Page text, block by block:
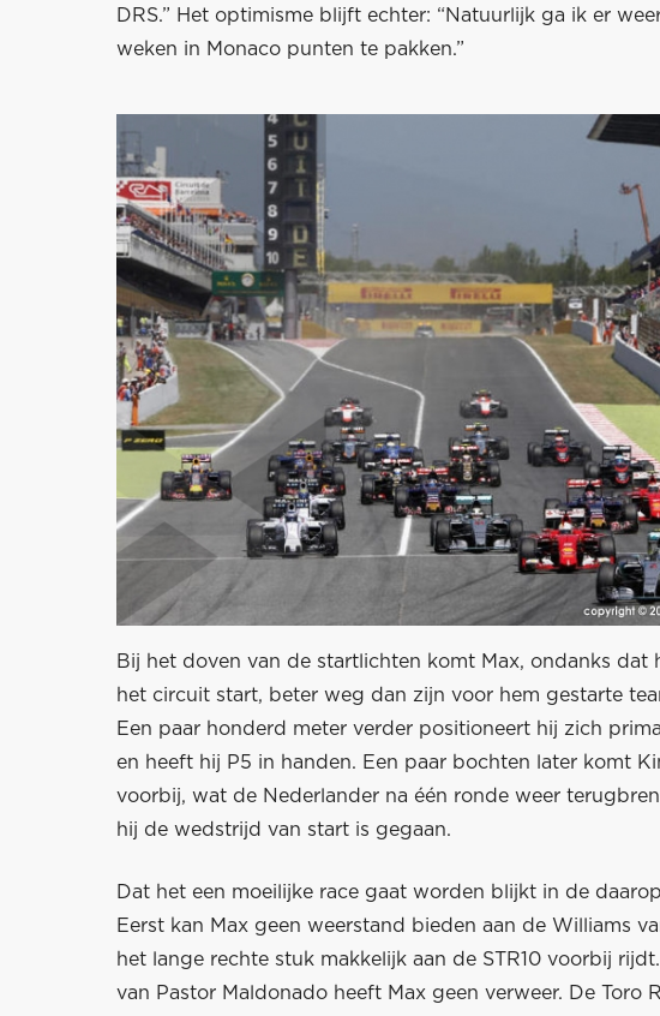
DRS.” Het optimisme blijft echter: “Natuurlijk ga ik er
weken in Monaco punten te pakken.”
Bij het doven van de startlichten komt Max, ondanks dat
het circuit start, beter weg dan zijn voor hem gestarte
Een paar honderd meter verder positioneert hij zich
en heeft hij P5 in handen. Een paar bochten later komt
voorbij, wat de Nederlander na één ronde weer
hij de wedstrijd van start is gegaan.
Dat het een moeilijke race gaat worden blijkt in de
Eerst kan Max geen weerstand bieden aan de Williams
het lange rechte stuk makkelijk aan de STR10 voorbij
van Pastor Maldonado heeft Max geen verweer. De Toro